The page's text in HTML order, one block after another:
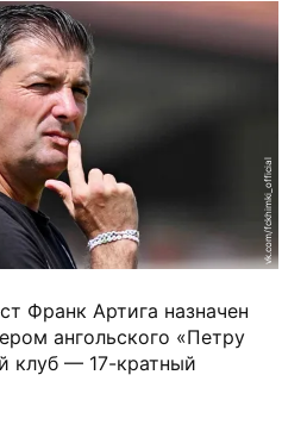
vk.com/fckhimki_official
Франк Артига назначен
ангольского «Петру
клуб — 17-кратный